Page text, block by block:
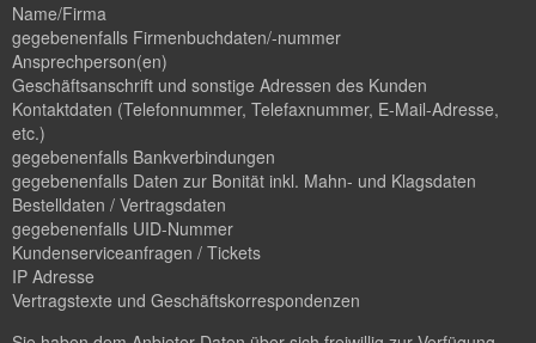
Name/Firma
gegebenenfalls Firmenbuchdaten/-nummer
Ansprechperson(en)
Geschäftsanschrift und sonstige Adressen des Kunden
Kontaktdaten (Telefonnummer, Telefaxnummer, E-Mail-Adresse,
etc.)
gegebenenfalls Bankverbindungen
gegebenenfalls Daten zur Bonität inkl. Mahn- und Klagsdaten
Bestelldaten / Vertragsdaten
gegebenenfalls UID-Nummer
Kundenserviceanfragen / Tickets
IP Adresse
Vertragstexte und Geschäftskorrespondenzen